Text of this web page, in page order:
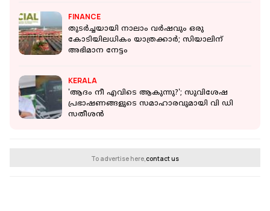
FINANCE
തുടർച്ചയായി നാലാം വർഷവും ഒരു
കോടിയിലധികം യാത്രക്കാർ; സിയാലിന്
അഭിമാന നേട്ടം
KERALA
'ആദം നീ എവിടെ ആകുന്നു?'; സുവിശേഷ
പ്രഭാഷണങ്ങളുടെ സമാഹാരവുമായി വി ഡി
സതീശന്‍
To advertise here,contact us